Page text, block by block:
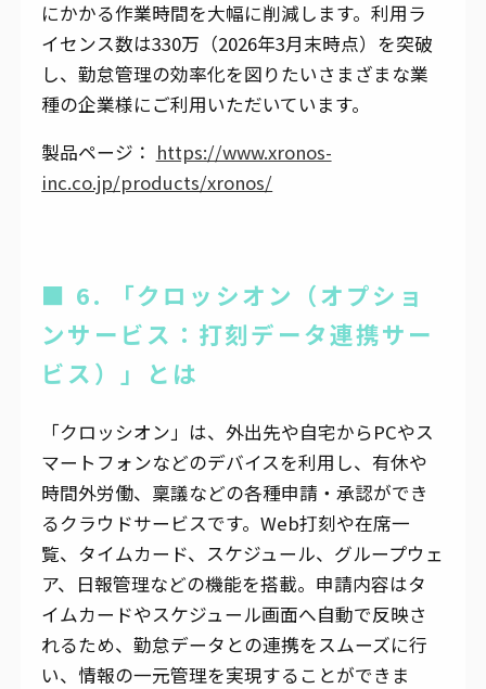
にかかる作業時間を大幅に削減します。利用ラ
イセンス数は330万（2026年3月末時点）を突破
し、勤怠管理の効率化を図りたいさまざまな業
種の企業様にご利用いただいています。
製品ページ： https://www.xronos-
inc.co.jp/products/xronos/
■ 6. 「クロッシオン（オプショ
ンサービス：打刻データ連携サー
ビス）」とは
「クロッシオン」は、外出先や自宅からPCやス
マートフォンなどのデバイスを利用し、有休や
時間外労働、稟議などの各種申請・承認ができ
るクラウドサービスです。Web打刻や在席一
覧、タイムカード、スケジュール、グループウェ
ア、日報管理などの機能を搭載。申請内容はタ
イムカードやスケジュール画面へ自動で反映さ
れるため、勤怠データとの連携をスムーズに行
い、情報の一元管理を実現することができま